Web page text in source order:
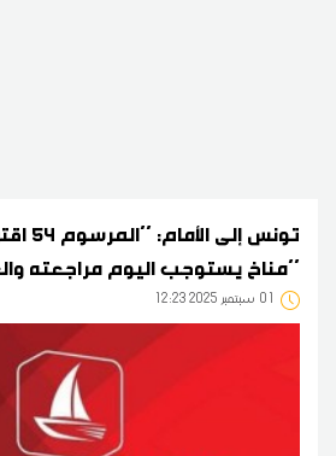
تونس
مناخ يستوجب اليوم مراجعته والغاؤه''
01 12:23 2025 سبتمبر